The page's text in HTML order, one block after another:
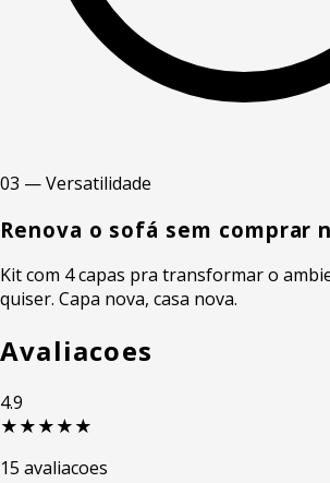
03 — Versatilidade
Renova o sofá sem comprar
Kit com 4 capas pra transformar o
quiser. Capa nova, casa nova.
Avaliacoes
4.9
★★★★★
15 avaliacoes